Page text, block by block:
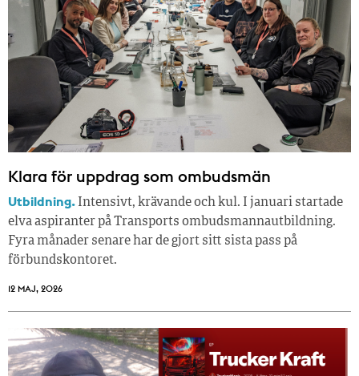
Klara för uppdrag som ombudsmän
Utbildning. Intensivt, krävande och kul. I januari startade
elva aspiranter på Transports ombudsmannautbildning.
Fyra månader senare har de gjort sitt sista pass på
förbundskontoret.
12 MAJ, 2026